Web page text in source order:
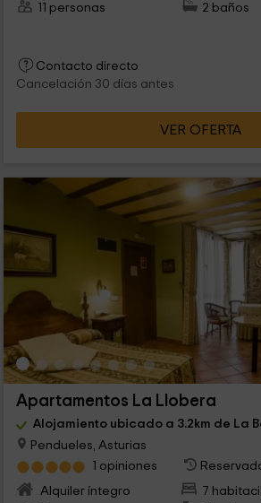
11 personas
2 baños
Contacto directo
Cancelación 30 días antes
VER OFERTA
Apartamentos La Llobera
Alojamiento ubicado a 3.2km de La
Pendueles, Asturias
1 opiniones
Alquiler íntegro
7